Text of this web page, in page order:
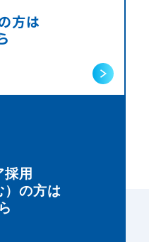
方は
採用
）の方は